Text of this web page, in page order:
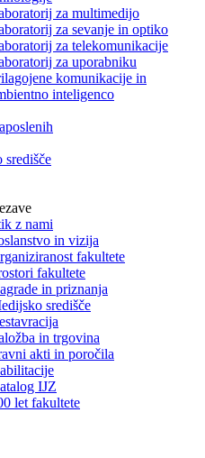
za multimedijo
za sevanje in optiko
za telekomunikacije
za uporabniku
komunikacije in
inteligenco
središče
z nami
in vizija
fakultete
fakultete
in priznanja
središče
in trgovina
akti in poročila
IJZ
let fakultete